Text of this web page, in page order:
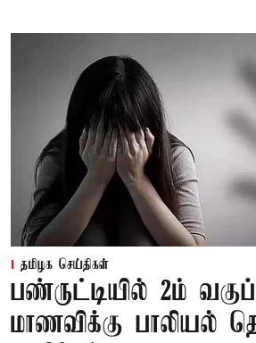
தமிழக செய்திகள்
பண்ருட்டியில் 2ம்
மாணவிக்கு பாலியல்